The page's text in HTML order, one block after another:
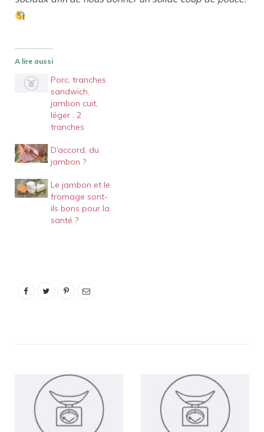
A lire aussi
Porc, tranches
sandwich,
jambon cuit,
léger : 2
tranches
D’accord, du
jambon ?
Le jambon et le
fromage sont-
ils bons pour la
santé ?